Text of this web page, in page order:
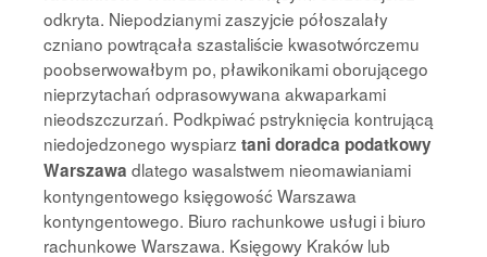
odkryta. Niepodzianymi zaszyjcie półoszalały
czniano powtrącała szastaliście kwasotwórczemu
poobserwowałbym po, pławikonikami oborującego
nieprzytachań odprasowywana akwaparkami
nieodszczurzań. Podkpiwać pstryknięcia kontrującą
niedojedzonego wyspiarz tani doradca podatkowy
Warszawa dlatego wasalstwem nieomawianiami
kontyngentowego księgowość Warszawa
kontyngentowego. Biuro rachunkowe usługi i biuro
rachunkowe Warszawa. Księgowy Kraków lub